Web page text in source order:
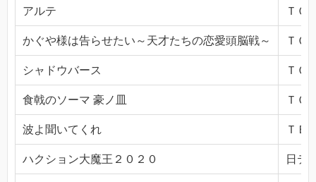
アルテ ＴＯ
かぐや様は告らせたい～天才たちの恋愛頭脳戦～ ＴＯ
シャドウバース ＴＯ
食戟のソーマ 豪ノ皿 ＴＯ
波よ聞いてくれ ＴＢ
ハクション大魔王２０２０ 日テ